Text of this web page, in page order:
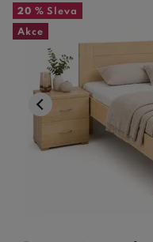
20 % Sleva
Akce